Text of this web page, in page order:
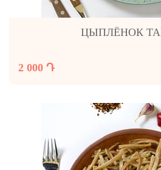
ЦЫПЛЁНОК
2 000 Դ